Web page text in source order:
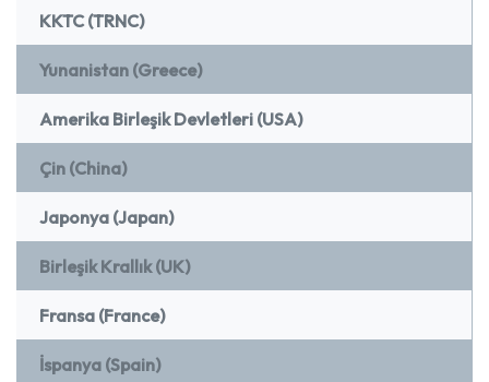
KKTC (TRNC)
Yunanistan (Greece)
Amerika Birleşik Devletleri (USA)
Çin (China)
Japonya (Japan)
Birleşik Krallık (UK)
Fransa (France)
İspanya (Spain)